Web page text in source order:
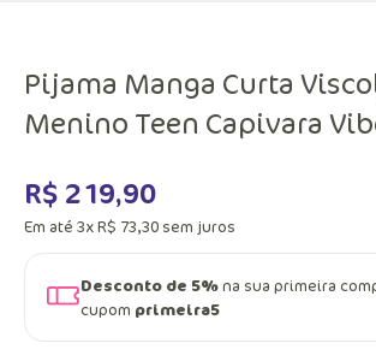
Pijama Manga Curta
Menino Teen Capivara
R$ 219,90
Em até 3xR$ 73,30 sem juros
Desconto de 5%na sua primeira
cupom primeira5